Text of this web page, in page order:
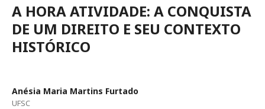
A HORA ATIVIDADE: A CONQUISTA
DE UM DIREITO E SEU CONTEXTO
HISTÓRICO
Anésia Maria Martins Furtado
UFSC